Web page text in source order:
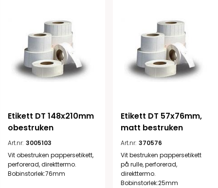
Etikett DT 148x210mm
obestruken
Art.nr: 3005103
Vit obestruken pappersetikett,
perforerad, direkttermo.
Bobinstorlek:76mm
Etikett DT 57x76mm,
matt bestruken
Art.nr: 370576
Vit bestruken pappersetikett
på rulle, perforerad,
direkttermo.
Bobinstorlek:25mm